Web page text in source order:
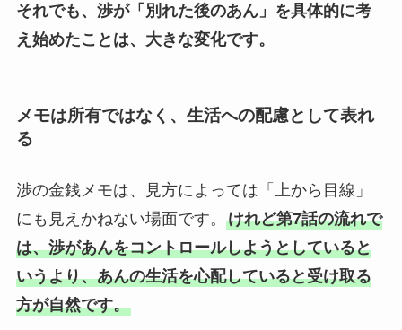
それでも、渉が「別れた後のあん」を具体的に考
え始めたことは、大きな変化です。
メモは所有ではなく、生活への配慮として表れ
る
渉の金銭メモは、見方によっては「上から目線」
にも見えかねない場面です。 けれど第7話の流れで
は、渉があんをコントロールしようとしていると
いうより、あんの生活を心配していると受け取る
方が自然です。